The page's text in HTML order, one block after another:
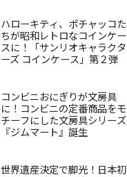
ハローキティ、ポチャッコた
ちが昭和レトロなコインケー
スに！「サンリオキャラクタ
ーズ コインケース」第２弾
コンビニおにぎりが文房具
に！コンビニの定番商品をモ
チーフにした文房具シリーズ
『ジムマート』誕生
世界遺産決定で脚光！日本初